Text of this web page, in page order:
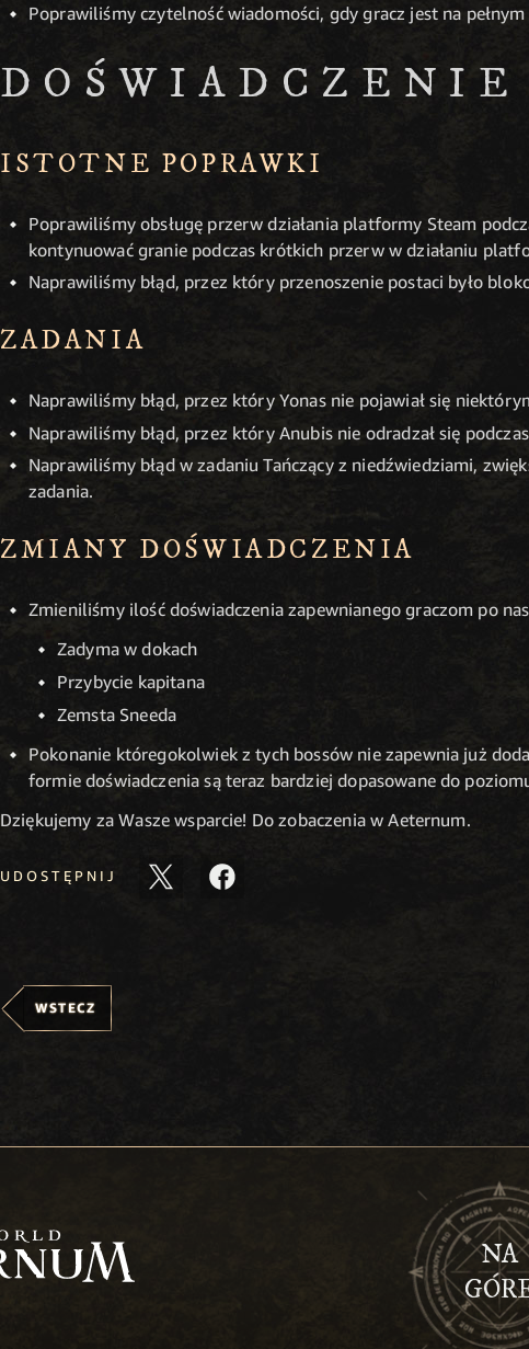
Poprawiliśmy czytelność wiadomości, gdy gracz jest na
ISTOTNE POPRAWKI
Poprawiliśmy obsługę przerw działania platformy Steam
kontynuować granie podczas krótkich przerw w działaniu
Naprawiliśmy błąd, przez który przenoszenie postaci było
ZADANIA
Naprawiliśmy błąd, przez który Yonas nie pojawiał się
Naprawiliśmy błąd, przez który Anubis nie odradzał się
Naprawiliśmy błąd w zadaniu Tańczący z niedźwiedziami,
zadania.
ZMIANY DOŚWIADCZENIA
Zmieniliśmy ilość doświadczenia zapewnianego graczom po
Zadyma w dokach
Przybycie kapitana
Zemsta Sneeda
Pokonanie któregokolwiek z tych bossów nie zapewnia już
formie doświadczenia są teraz bardziej dopasowane do
Dziękujemy za Wasze wsparcie! Do zobaczenia w Aeternum.
UDOSTĘPNIJ
WSTECZ
NA